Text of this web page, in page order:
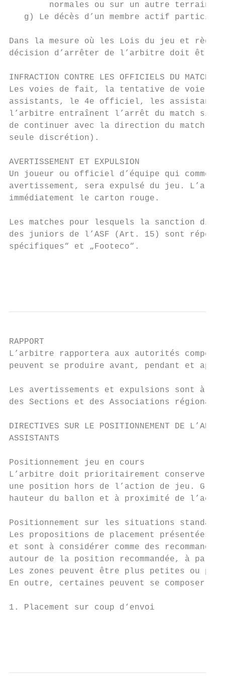
normales ou sur un autre terrain
g) Le décès d’un membre actif
Dans la mesure où les Lois du jeu et
décision d’arrêter de l’arbitre doit être
INFRACTION CONTRE LES OFFICIELS DU MATCH
Les voies de fait, la tentative de voie
assistants, le 4e officiel, les assistants
l’arbitre entraînent l’arrêt du match si
de continuer avec la direction du match
seule discrétion).
AVERTISSEMENT ET EXPULSION
Un joueur ou officiel d’équipe qui commet
avertissement, sera expulsé du jeu.
immédiatement le carton rouge.
Les matches pour lesquels la sanction
des juniors de l’ASF (Art. 15) sont
spécifiques“ et „Footeco“.
RAPPORT
L’arbitre rapportera aux autorités
peuvent se produire avant, pendant et
Les avertissements et expulsions sont à
des Sections et des Associations
DIRECTIVES SUR LE POSITIONNEMENT DE
ASSISTANTS
Positionnement jeu en cours
L’arbitre doit prioritairement conserver
une position hors de l’action de jeu.
hauteur du ballon et à proximité de
Positionnement sur les situations standards
Les propositions de placement présentées
et sont à considérer comme des
autour de la position recommandée, à
Les zones peuvent être plus petites ou
En outre, certaines peuvent se composer
1. Placement sur coup d‘envoi